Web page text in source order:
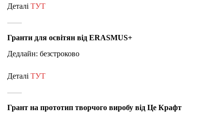
Деталі ТУТ
Гранти для освітян від ERASMUS+
Дедлайн: безстроково
Деталі ТУТ
Грант на прототип творчого виробу від Це Крафт